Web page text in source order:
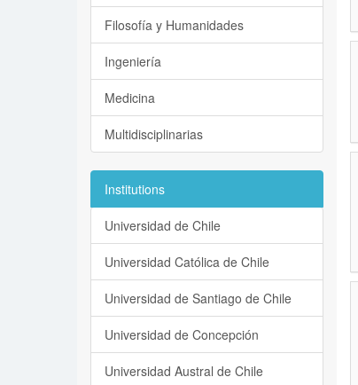
Filosofía y Humanidades
Ingeniería
Medicina
Multidisciplinarias
Institutions
Universidad de Chile
Universidad Católica de Chile
Universidad de Santiago de Chile
Universidad de Concepción
Universidad Austral de Chile